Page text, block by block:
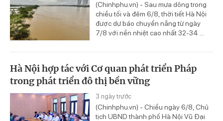
(Chinhphu.vn) - Sau mưa dông trong
chiều tối và đêm 6/8, thời tiết Hà Nội
được dự báo chuyển nắng từ ngày
7/8 với nền nhiệt cao nhất 32-34 ...
Hà Nội hợp tác với Cơ quan phát triển Pháp
trong phát triển đô thị bền vững
3 ngày trước
(Chinhphu.vn) - Chiều ngày 6/8, Chủ
tịch UBND thành phố Hà Nội Vũ Đại